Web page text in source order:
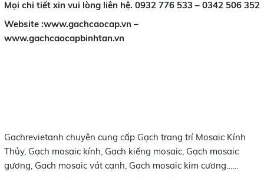
Mọi chi tiết xin vui lòng liên hệ. 0932 776 533 – 0342 506 352
Website :www.gachcaocap.vn –
www.gachcaocapbinhtan.vn
Gachrevietanh chuyên cung cấp Gạch trang trí Mosaic Kính
Thủy, Gạch mosaic kính, Gạch kiếng mosaic, Gạch mosaic
gương, Gạch mosaic vát cạnh, Gạch mosaic kim cương……